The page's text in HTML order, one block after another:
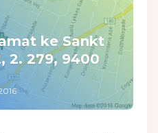
ke Sankt
2. 279, 9400